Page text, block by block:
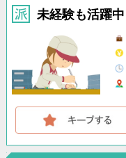
未経験も活躍中